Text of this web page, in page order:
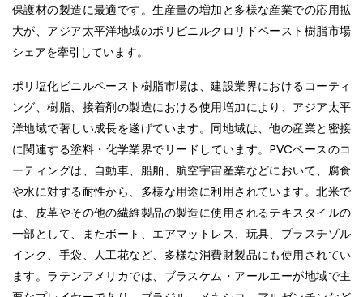
保護材の製造に最適です。生産量の増加と多様な産業での応用拡
大が、アジア太平洋地域のポリビニルクロリドペースト樹脂市場
シェアを牽引しています。
ポリ塩化ビニルペースト樹脂市場は、建設業界におけるコーティ
ング、樹脂、接着剤の製造における使用増加により、アジア太平
洋地域で著しい成長を遂げています。同地域は、他の産業と密接
に関連する塗料・化学業界でリードしています。PVCベースのコ
ーティングは、自動車、船舶、航空宇宙産業などにおいて、腐食
や水に対する耐性から、多様な用途に利用されています。北米で
は、皮革やその他の繊維製品の製造に使用されるテキスタイルの
一部として、またボート、エアマットレス、玩具、プラスチゾル
インク、手袋、人工花など、多様な消費財製品にも使用されてい
ます。ラテンアメリカでは、ブラスケム・アールエーが地域で主